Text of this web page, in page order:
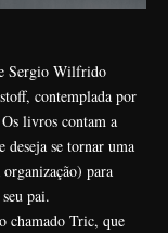
Sergio Wilfrido
contemplada por
livros contam a
deseja se tornar uma
para
pai.
chamado Tric, que